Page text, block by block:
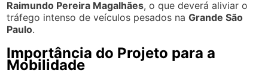
Raimundo Pereira Magalhães, o que deverá aliviar o
tráfego intenso de veículos pesados naGrande São
Paulo.
Importância do Projeto para a
Mobilidade